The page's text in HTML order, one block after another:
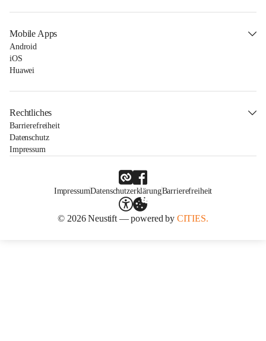
Mobile Apps
Android
iOS
Huawei
Rechtliches
Barrierefreiheit
Datenschutz
Impressum
ImpressumDatenschutzerklärungBarrierefreiheit
© 2026 Neustift — powered by CITIES.